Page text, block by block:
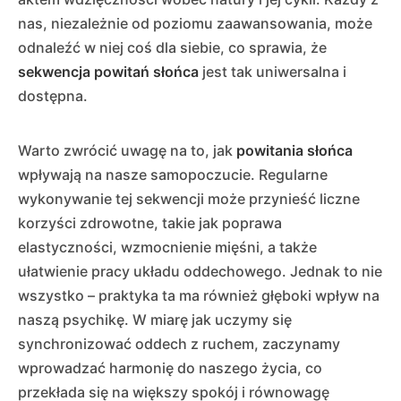
nas, niezależnie od poziomu zaawansowania, może
odnaleźć w niej coś dla siebie, co sprawia, że
sekwencja powitań słońca jest tak uniwersalna i
dostępna.
Warto zwrócić uwagę na to, jak powitania słońca
wpływają na nasze samopoczucie. Regularne
wykonywanie tej sekwencji może przynieść liczne
korzyści zdrowotne, takie jak poprawa
elastyczności, wzmocnienie mięśni, a także
ułatwienie pracy układu oddechowego. Jednak to nie
wszystko – praktyka ta ma również głęboki wpływ na
naszą psychikę. W miarę jak uczymy się
synchronizować oddech z ruchem, zaczynamy
wprowadzać harmonię do naszego życia, co
przekłada się na większy spokój i równowagę